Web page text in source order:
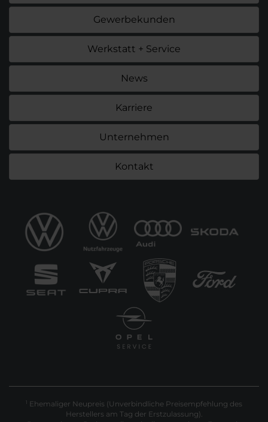
Gewerbekunden
Werkstatt + Service
News
Karriere
Unternehmen
Kontakt
1 Ehemaliger Neupreis (Unverbindliche Preisempfehlung des
Herstellers am Tag der Erstzulassung).